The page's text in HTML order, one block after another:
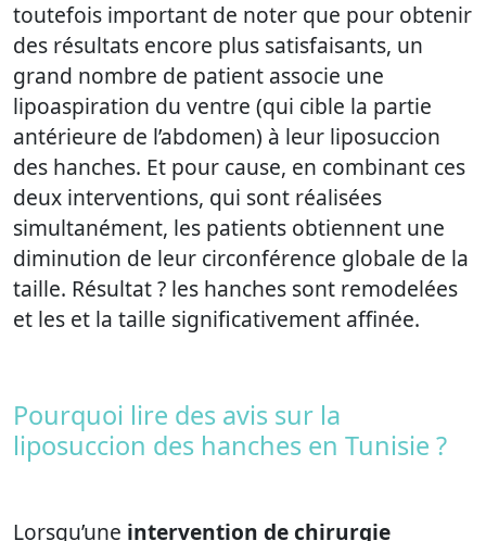
toutefois important de noter que pour obtenir
des résultats encore plus satisfaisants, un
grand nombre de patient associe une
lipoaspiration du ventre (qui cible la partie
antérieure de l’abdomen) à leur liposuccion
des hanches. Et pour cause, en combinant ces
deux interventions, qui sont réalisées
simultanément, les patients obtiennent une
diminution de leur circonférence globale de la
taille. Résultat ? les hanches sont remodelées
et les et la taille significativement affinée.
Pourquoi lire des avis sur la
liposuccion des hanches en Tunisie ?
Lorsqu’une intervention dechirurgie